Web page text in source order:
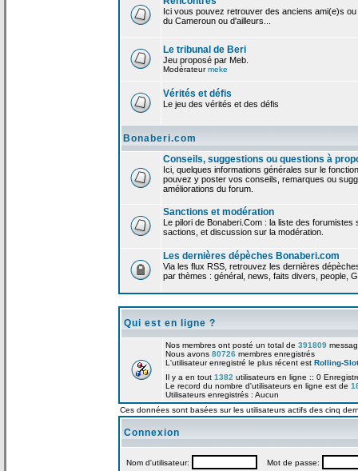
Ici vous pouvez retrouver des anciens ami(e)s
du Cameroun ou d'ailleurs...
Le tribunal de Beri
Jeu proposé par Meb.
Modérateurmeke
Vérités et défis
Le jeu des vérités et des défis
Bonaberi.com
Conseils, suggestions ou questions à
Ici, quelques informations générales sur le
pouvez y poster vos conseils, remarques ou
améliorations du forum.
Sanctions et modération
Le pilori de Bonaberi.Com : la liste des
sactions, et discussion sur la modération.
Les dernières dépèches Bonaberi.com
Via les flux RSS, retrouvez les dernières
par thèmes : général, news, faits divers, people,
Qui est en ligne ?
Nos membres ont posté un total de 391809
Nous avons 80726 membres enregistrés
L'utilisateur enregistré le plus récent est Rolling-
Il y a en tout 1382 utilisateurs en ligne :: 0
Le record du nombre d'utilisateurs en ligne est de
Utilisateurs enregistrés : Aucun
Ces données sont basées sur les utilisateurs actifs des cinq
Connexion
Nom d'utilisateur: Mot de passe: